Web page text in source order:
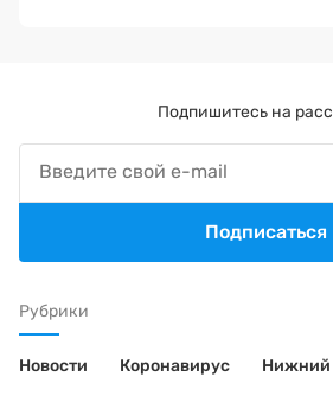
Рубрики
Новости Коронавирус Нижний
Подпишитесь на
Подписаться